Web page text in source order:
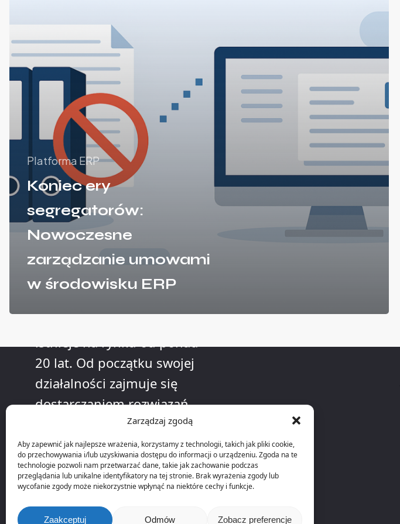
Zarządzaj zgodą
Aby zapewnić jak najlepsze wrażenia, korzystamy z technologii, takich jak pliki cookie,
do przechowywania i/lub uzyskiwania dostępu do informacji o urządzeniu. Zgoda na te
technologie pozwoli nam przetwarzać dane, takie jak zachowanie podczas
przeglądania lub unikalne identyfikatory na tej stronie. Brak wyrażenia zgody lub
wycofanie zgody może niekorzystnie wpłynąć na niektóre cechy i funkcje.
Zaakceptuj Odmów Zobacz preferencje
Platforma ERP
Koniec ery
segregatorów:
Nowoczesne
zarządzanie umowami
w środowisku ERP
O nas
istnieje na rynku od ponad
20 lat. Od początku swojej
działalności zajmuje się
dostarczaniem rozwiązań
informatycznych dla
przedsiębiorstw
produkcyjnych.